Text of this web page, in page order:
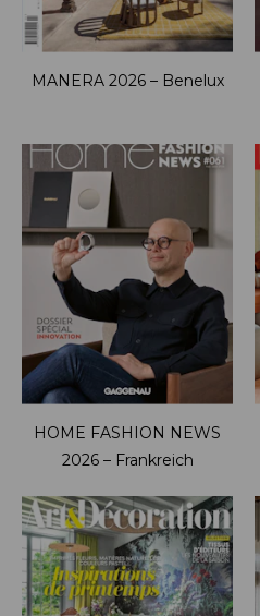
MANERA 2026 – Benelux
HOME FASHION NEWS
2026 – Frankreich